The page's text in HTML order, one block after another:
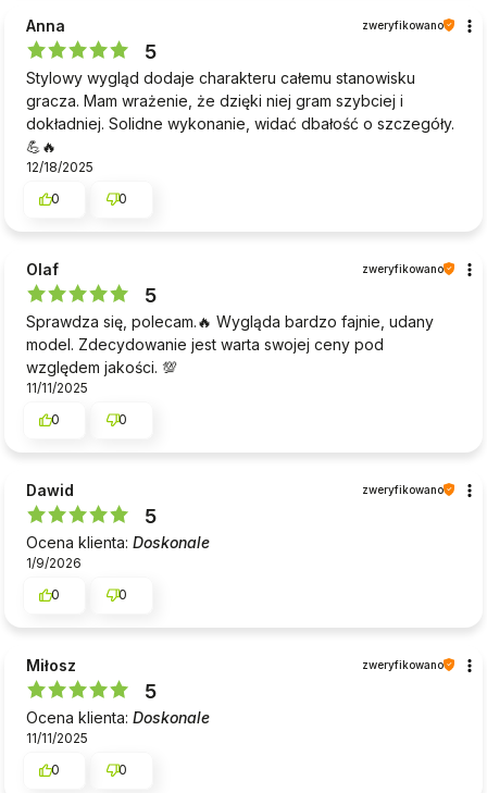
Anna zweryfikowano
5
Stylowy wygląd dodaje charakteru całemu stanowisku
gracza. Mam wrażenie, że dzięki niej gram szybciej i
dokładniej. Solidne wykonanie, widać dbałość o szczegóły.
💪🔥
12/18/2025
0
0
Olaf zweryfikowano
5
Sprawdza się, polecam.🔥 Wygląda bardzo fajnie, udany
model. Zdecydowanie jest warta swojej ceny pod
względem jakości. 💯
11/11/2025
0
0
Dawid zweryfikowano
5
Ocena klienta: Doskonale
1/9/2026
0
0
Miłosz zweryfikowano
5
Ocena klienta: Doskonale
11/11/2025
0
0